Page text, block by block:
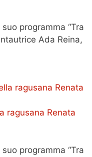
programma “Tra
Ada Reina,
ragusana Renata
programma “Tra